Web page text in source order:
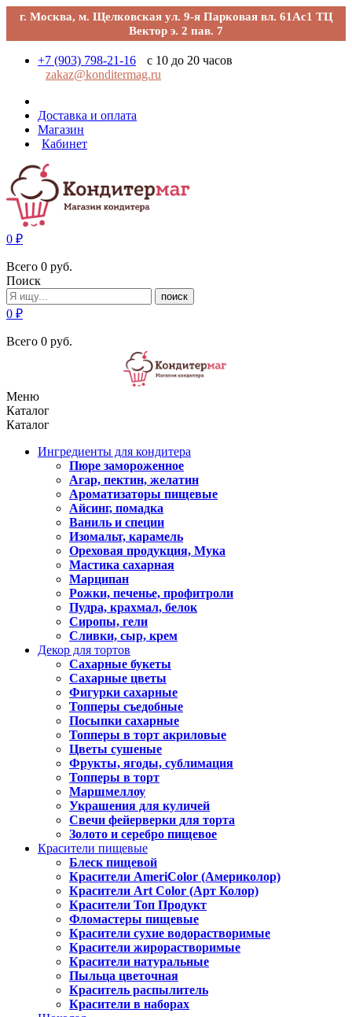
г. Москва, м. Щелковская ул. 9-я Парковая вл. 61Ас1 ТЦ
Вектор э. 2 пав. 7
+7 (903) 798-21-16
с 10 до 20 часов
zakaz@konditermag.ru
Доставка и оплата
Магазин
Кабинет
0 ₽
Всего 0 руб.
Поиск
поиск
0 ₽
Всего 0 руб.
Меню
Каталог
Каталог
Ингредиенты для кондитера
Пюре замороженное
Агар, пектин, желатин
Ароматизаторы пищевые
Айсинг, помадка
Ваниль и специи
Изомальт, карамель
Ореховая продукция, Мука
Мастика сахарная
Марципан
Рожки, печенье, профитроли
Пудра, крахмал, белок
Сиропы, гели
Сливки, сыр, крем
Декор для тортов
Сахарные букеты
Сахарные цветы
Фигурки сахарные
Топперы съедобные
Посыпки сахарные
Топперы в торт акриловые
Цветы сушеные
Фрукты, ягоды, сублимация
Топперы в торт
Маршмеллоу
Украшения для куличей
Свечи фейерверки для торта
Золото и серебро пищевое
Красители пищевые
Блеск пищевой
Красители AmeriColor (Америколор)
Красители Art Color (Арт Колор)
Красители Топ Продукт
Фломастеры пищевые
Красители сухие водорастворимые
Красители жирорастворимые
Красители натуральные
Пыльца цветочная
Краситель распылитель
Красители в наборах